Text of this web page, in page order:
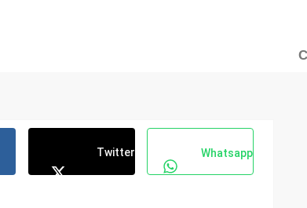
Twitter Whatsapp